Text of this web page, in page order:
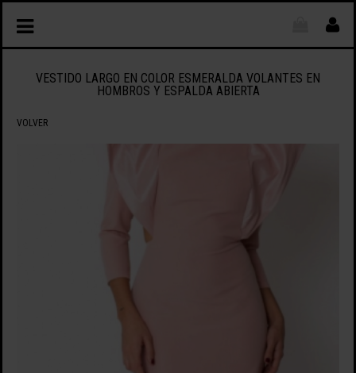
VESTIDO LARGO EN COLOR ESMERALDA VOLANTES EN
HOMBROS Y ESPALDA ABIERTA
VOLVER